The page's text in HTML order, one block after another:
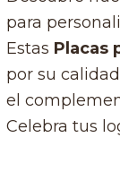
para
Estas Placas
por su
el
Celebra tus